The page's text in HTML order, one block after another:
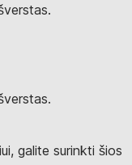
galite surinkti šios